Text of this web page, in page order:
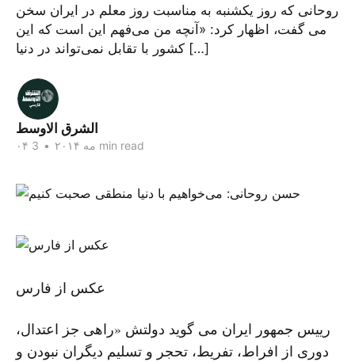
روحانی که روز یکشنبه به مناسبت روز معلم در ایران سخن
می گفت، اظهار کرد: «آنچه من می‌فهم این است که این
کشور با تقابل نمی‌تواند در دنیا […]
الشرق الاوسط
۰۴ مه ۲۰۱۴ • 3 min read
عکس از فارس
رییس‌ جمهور ایران می گوید دولتش «راهی جز اعتدال،
دوری از افراط، تفریط، تحجر و تسلیم دیگران نبودن و